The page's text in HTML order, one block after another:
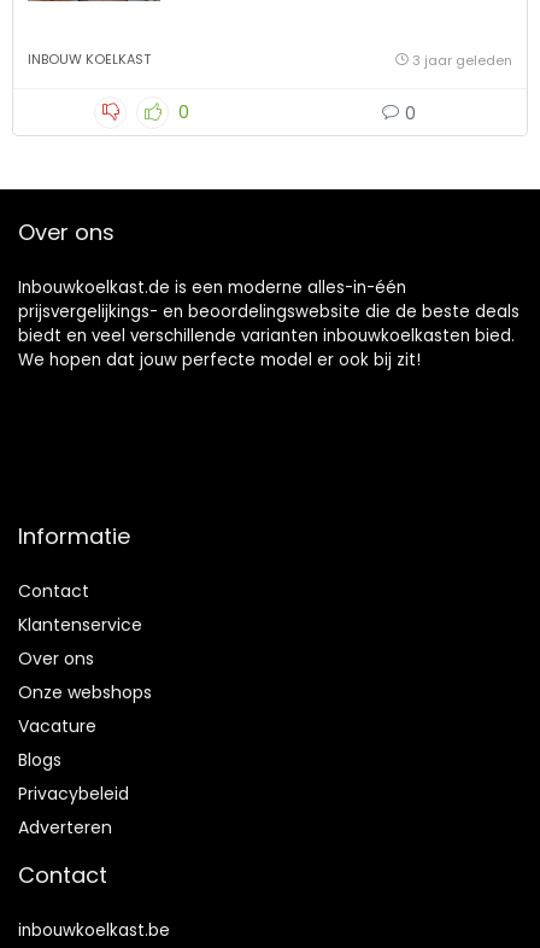
INBOUW KOELKAST 3 jaar geleden
0 0
Over ons
Inbouwkoelkast.de is een moderne alles-in-één
prijsvergelijkings- en beoordelingswebsite die de beste deals
biedt en veel verschillende varianten inbouwkoelkasten bied.
We hopen dat jouw perfecte model er ook bij zit!
Informatie
Contact
Klantenservice
Over ons
Onze webshops
Vacature
Blogs
Privacybeleid
Adverteren
Contact
inbouwkoelkast.be